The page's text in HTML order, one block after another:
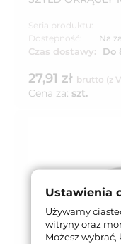
Seria produktu:
Dostępność:
Na
Czas dostawy: Do
27,91 zł brutto (z
Cena za: szt.
Ustawienia
Używamy
witryny oraz
Możesz